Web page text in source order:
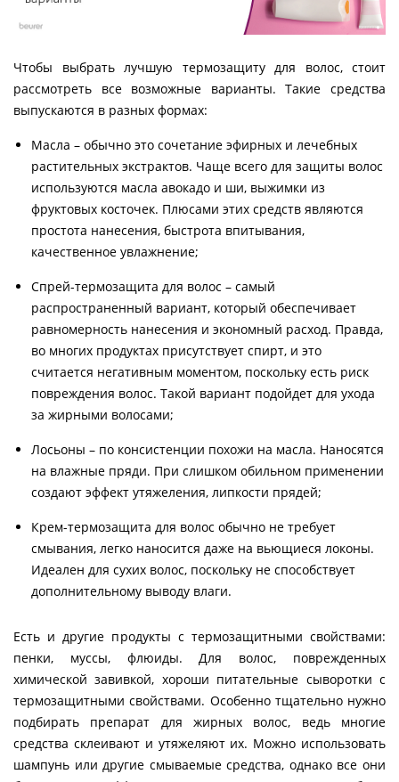
Чтобы выбрать лучшую термозащиту для волос, стоит
рассмотреть все возможные варианты. Такие средства
выпускаются в разных формах:
Масла – обычно это сочетание эфирных и лечебных
растительных экстрактов. Чаще всего для защиты волос
используются масла авокадо и ши, выжимки из
фруктовых косточек. Плюсами этих средств являются
простота нанесения, быстрота впитывания,
качественное увлажнение;
Спрей-термозащита для волос – самый
распространенный вариант, который обеспечивает
равномерность нанесения и экономный расход. Правда,
во многих продуктах присутствует спирт, и это
считается негативным моментом, поскольку есть риск
повреждения волос. Такой вариант подойдет для ухода
за жирными волосами;
Лосьоны – по консистенции похожи на масла. Наносятся
на влажные пряди. При слишком обильном применении
создают эффект утяжеления, липкости прядей;
Крем-термозащита для волос обычно не требует
смывания, легко наносится даже на вьющиеся локоны.
Идеален для сухих волос, поскольку не способствует
дополнительному выводу влаги.
Есть и другие продукты с термозащитными свойствами:
пенки, муссы, флюиды. Для волос, поврежденных
химической завивкой, хороши питательные сыворотки с
термозащитными свойствами. Особенно тщательно нужно
подбирать препарат для жирных волос, ведь многие
средства склеивают и утяжеляют их. Можно использовать
шампунь или другие смываемые средства, однако все они